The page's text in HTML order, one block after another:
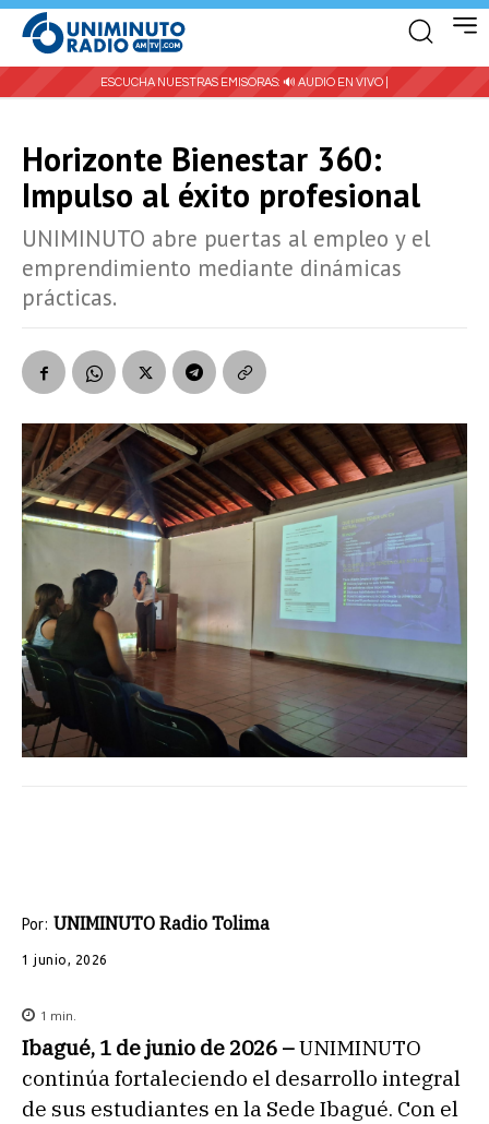
ESCUCHA NUESTRAS EMISORAS: 🔊 AUDIO EN VIVO |
Horizonte Bienestar 360:
Impulso al éxito profesional
UNIMINUTO abre puertas al empleo y el
emprendimiento mediante dinámicas
prácticas.
Por: UNIMINUTO Radio Tolima
1 junio, 2026
1 min.
Ibagué, 1 de junio de 2026 –UNIMINUTO
continúa fortaleciendo el desarrollo integral
de sus estudiantes en la Sede Ibagué. Con el